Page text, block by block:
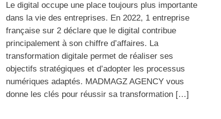
Le digital occupe une place toujours plus importante
dans la vie des entreprises. En 2022, 1 entreprise
française sur 2 déclare que le digital contribue
principalement à son chiffre d’affaires. La
transformation digitale permet de réaliser ses
objectifs stratégiques et d’adopter les processus
numériques adaptés. MADMAGZ AGENCY vous
donne les clés pour réussir sa transformation […]